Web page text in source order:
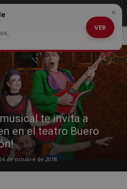
te invita a
en el teatro Buero
de octubre de 2018
VER
×